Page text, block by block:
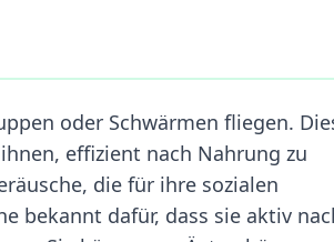
oder Schwärmen fliegen.
effizient nach Nahrung zu
die für ihre sozialen
bekannt dafür, dass sie aktiv